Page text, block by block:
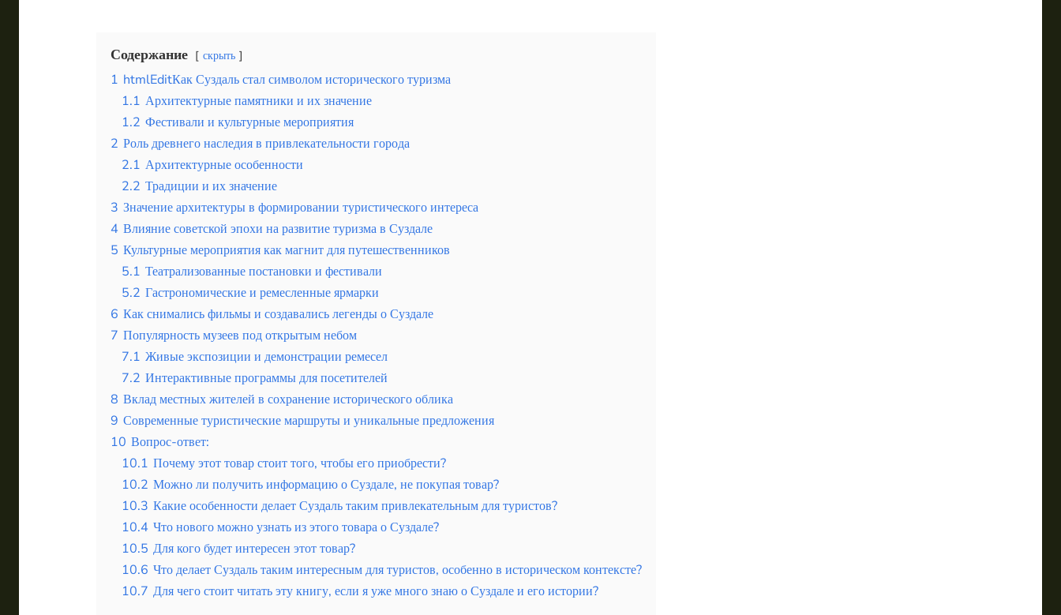
Топ мест отдыха
Анапа
Кавказские Минеральные Воды
Калининград
Крым
Сочи
Египет
Таиланд
Турция
Шри-Ланка
Вид отдыха
Содержание скрыть
1 htmlEditКак Суздаль стал символом исторического туризма
1.1 Архитектурные памятники и их значение
1.2 Фестивали и культурные мероприятия
2 Роль древнего наследия в привлекательности города
2.1 Архитектурные особенности
2.2 Традиции и их значение
3 Значение архитектуры в формировании туристического интереса
4 Влияние советской эпохи на развитие туризма в Суздале
5 Культурные мероприятия как магнит для путешественников
5.1 Театрализованные постановки и фестивали
5.2 Гастрономические и ремесленные ярмарки
6 Как снимались фильмы и создавались легенды о Суздале
7 Популярность музеев под открытым небом
7.1 Живые экспозиции и демонстрации ремесел
7.2 Интерактивные программы для посетителей
8 Вклад местных жителей в сохранение исторического облика
9 Современные туристические маршруты и уникальные предложения
10 Вопрос-ответ:
10.1 Почему этот товар стоит того, чтобы его приобрести?
10.2 Можно ли получить информацию о Суздале, не покупая товар?
10.3 Какие особенности делает Суздаль таким привлекательным для туристов?
10.4 Что нового можно узнать из этого товара о Суздале?
10.5 Для кого будет интересен этот товар?
10.6 Что делает Суздаль таким интересным для туристов, особенно в историческом контексте?
10.7 Для чего стоит читать эту книгу, если я уже много знаю о Суздале и его истории?